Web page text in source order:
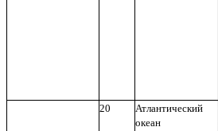
20
Атлантический
океан